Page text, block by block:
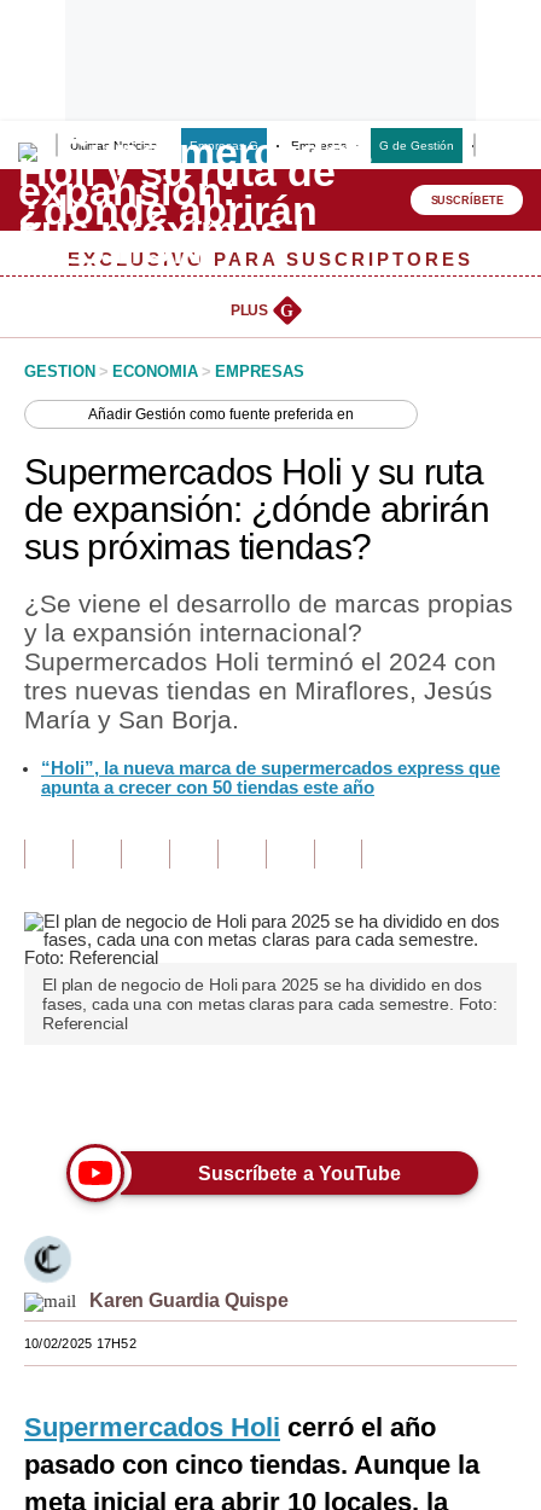
Últimas Noticias Empresas G Empresas G de Gestión
Lo último
Peru Quiosco
Management & Empleo
Perú
Política
Finanzas Personales
Inmobiliarias
Plus G
Opinión
Blogs
Lujo
Estilos
EEUU
México
Tecnología
Club del Suscriptor
SUSCRÍBETE
EXCLUSIVO PARA SUSCRIPTORES
PLUS G
GESTION > ECONOMIA > EMPRESAS
AñadirGestión como fuente preferida en
Supermercados Holi y su ruta
de expansión: ¿dónde abrirán
sus próximas tiendas?
¿Se viene el desarrollo de marcas propias
y la expansión internacional?
Supermercados Holi terminó el 2024 con
tres nuevas tiendas en Miraflores, Jesús
María y San Borja.
“Holi”, la nueva marca de supermercados express que
apunta a crecer con 50 tiendas este año
El plan de negocio de Holi para 2025 se ha dividido en dos
fases, cada una con metas claras para cada semestre. Foto:
Referencial
Suscríbete a YouTube
Karen Guardia Quispe
10/02/2025 17H52
Supermercados Holi cerró el año
pasado con cinco tiendas. Aunque la
meta inicial era abrir 10 locales, la